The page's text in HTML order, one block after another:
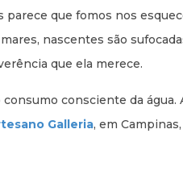
que fomos nos
nascentes são
que ela merece.
consciente da água.
Galleria, em